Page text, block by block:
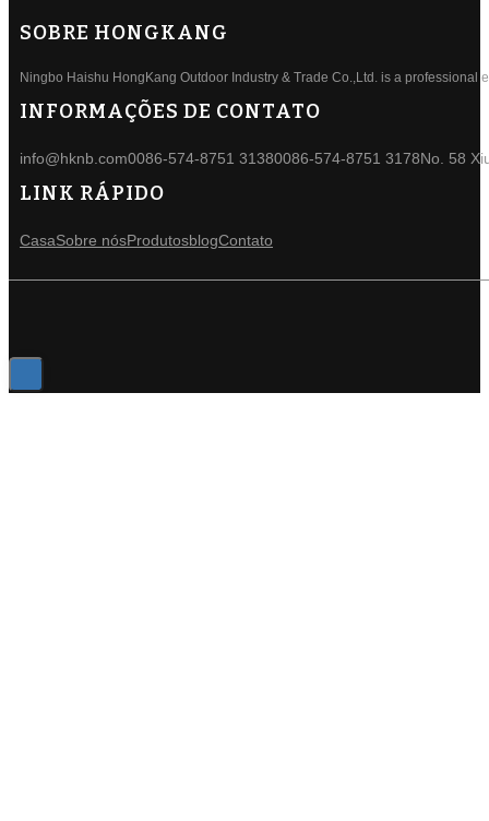
SOBRE HONGKANG
Ningbo Haishu HongKang Outdoor Industry & Trade Co.,Ltd. is a professional
INFORMAÇÕES DE CONTATO
info@hknb.com0086-574-8751 31380086-574-8751 3178No. 58
LINK RÁPIDO
CasaSobre nósProdutosblogContato